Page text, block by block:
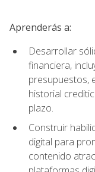
Aprenderás a:
Desarrollar
financiera,
presupuestos,
historial
plazo.
Construir
digital para
contenido